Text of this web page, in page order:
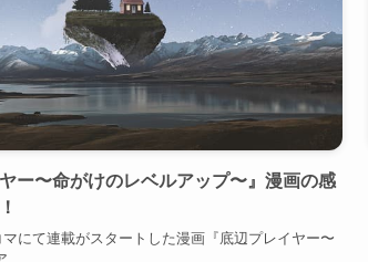
ヤー〜命がけのレベルアップ〜』漫画の感
にて連載がスタートした漫画『底辺プレイヤー〜